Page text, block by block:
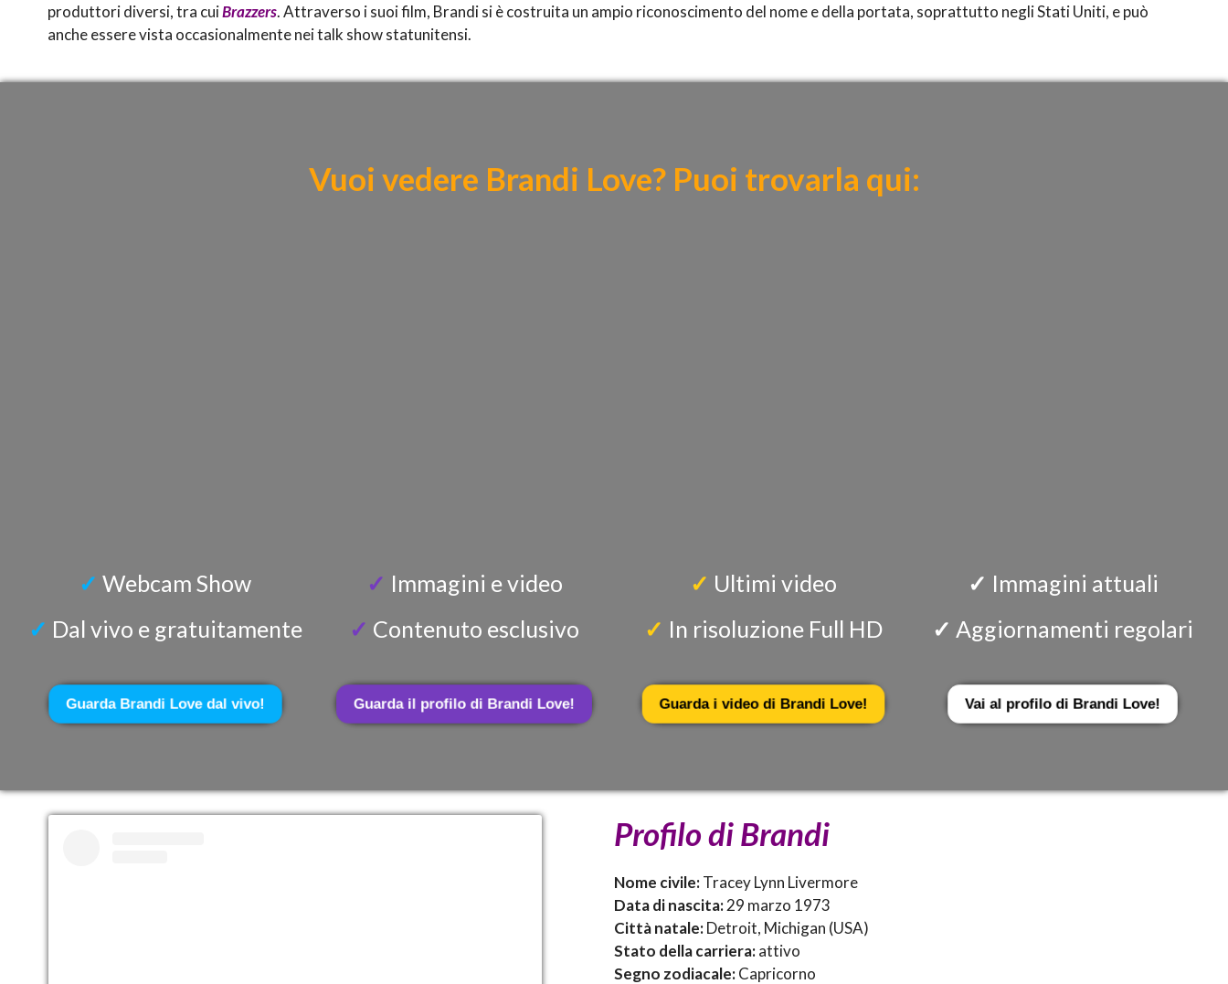
produttori diversi, tra cuiBrazzers. Attraverso i suoi film, Brandi si è costruita un ampio riconoscimento del nome e della portata, soprattutto negli Stati Uniti, e può
anche essere vista occasionalmente nei talk show statunitensi.
Vuoi vedere Brandi Love? Puoi trovarla qui:
✓ Webcam Show
✓ Dal vivo e gratuitamente
Guarda Brandi Love dal vivo!
✓ Immagini e video
✓ Contenuto esclusivo
Guarda il profilo di Brandi Love!
✓ Ultimi video
✓ In risoluzione Full HD
Guarda i video di Brandi Love!
✓ Immagini attuali
✓ Aggiornamenti regolari
Vai al profilo di Brandi Love!
Profilo di Brandi
Nome civile:Tracey Lynn Livermore
Data di nascita:29 marzo 1973
Città natale:Detroit, Michigan (USA)
Stato della carriera:attivo
Segno zodiacale:Capricorno